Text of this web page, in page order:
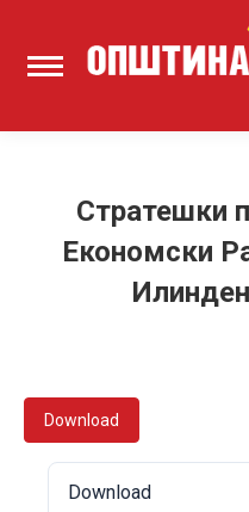
Стратешки
Економски
Download
Download